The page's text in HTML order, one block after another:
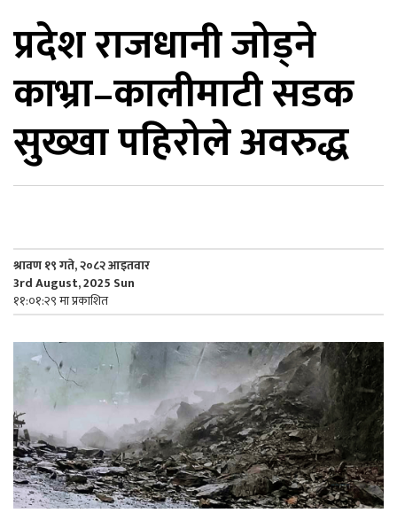
प्रदेश राजधानी जोड्ने
काभ्रा–कालीमाटी सडक
सुख्खा पहिरोले अवरुद्ध
श्रावण १९ गते, २०८२ आइतवार
3rd August, 2025 Sun
११:०१:२९ मा प्रकाशित